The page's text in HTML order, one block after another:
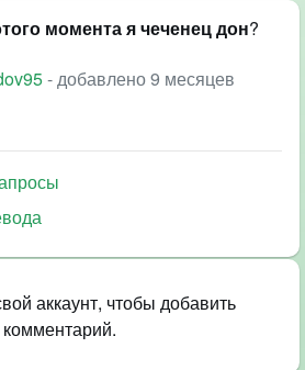
момента я чеченец дон?
- добавлено 9 месяцев
аккаунт, чтобы добавить
комментарий.